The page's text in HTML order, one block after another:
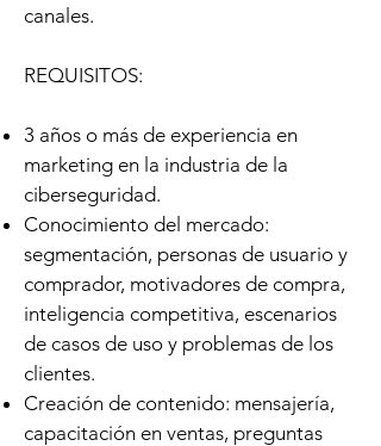
canales.
REQUISITOS:
3 años o más de experiencia en
marketing en la industria de la
ciberseguridad.
Conocimiento del mercado:
segmentación, personas de usuario y
comprador, motivadores de compra,
inteligencia competitiva, escenarios
de casos de uso y problemas de los
clientes.
Creación de contenido: mensajería,
capacitación en ventas, preguntas